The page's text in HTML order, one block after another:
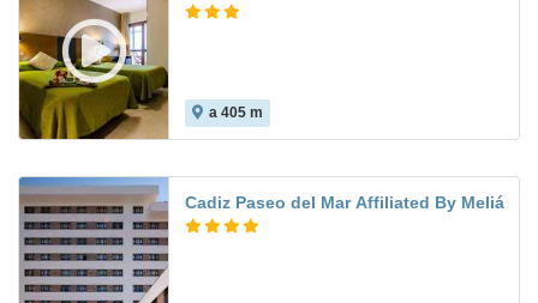
a 405 m
Cadiz Paseo del Mar Affiliated By Meliá